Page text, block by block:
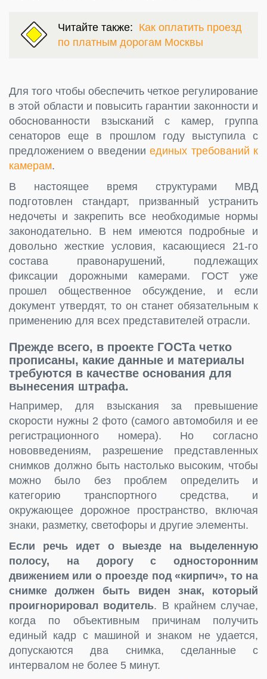
Читайте также: Как оплатить проезд
по платным дорогам Москвы
Для того чтобы обеспечить четкое регулирование
в этой области и повысить гарантии законности и
обоснованности взысканий с камер, группа
сенаторов еще в прошлом году выступила с
предложением о введенииединых требований к
камерам.
В настоящее время структурами МВД
подготовлен стандарт, призванный устранить
недочеты и закрепить все необходимые нормы
законодательно. В нем имеются подробные и
довольно жесткие условия, касающиеся 21-го
состава правонарушений, подлежащих
фиксации дорожными камерами. ГОСТ уже
прошел общественное обсуждение, и если
документ утвердят, то он станет обязательным к
применению для всех представителей отрасли.
Прежде всего, в проекте ГОСТа четко
прописаны, какие данные и материалы
требуются в качестве основания для
вынесения штрафа.
Например, для взыскания за превышение
скорости нужны 2 фото (самого автомобиля и ее
регистрационного номера). Но согласно
нововведениям, разрешение представленных
снимков должно быть настолько высоким, чтобы
можно было без проблем определить и
категорию транспортного средства, и
окружающее дорожное пространство, включая
знаки, разметку, светофоры и другие элементы.
Если речь идет о выезде на выделенную
полосу, на дорогу с односторонним
движением или о проезде под «кирпич», то на
снимке должен быть виден знак, который
проигнорировал водитель. В крайнем случае,
когда по объективным причинам получить
единый кадр с машиной и знаком не удается,
допускаются два снимка, сделанные с
интервалом не более 5 минут.